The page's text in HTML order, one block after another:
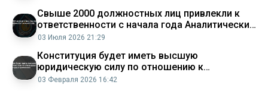
​Свыше 2000 должностных лиц привлекли к
ответственности с начала года Аналитический
интернет журнал Власть
03 Июля 2026 21:29
Конституция будет иметь высшую
юридическую силу по отношению к
международным договорам Аналитический
03 Февраля 2026 16:42